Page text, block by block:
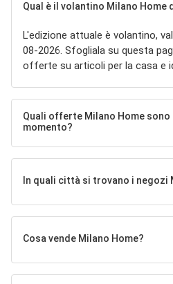
Qual è il volantino Milano Home
L'edizione attuale è volantino,
08-2026. Sfogliala su questa
offerte su articoli per la casa e
Quali offerte Milano Home
momento?
In quali città si trovano i negozi
Cosa vende Milano Home?